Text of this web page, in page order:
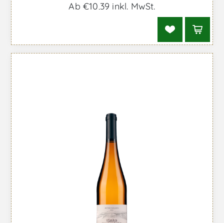
Ab €10,39 inkl. MwSt.